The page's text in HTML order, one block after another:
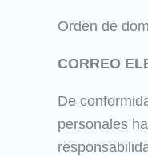
Orden de
CORREO
De
personales